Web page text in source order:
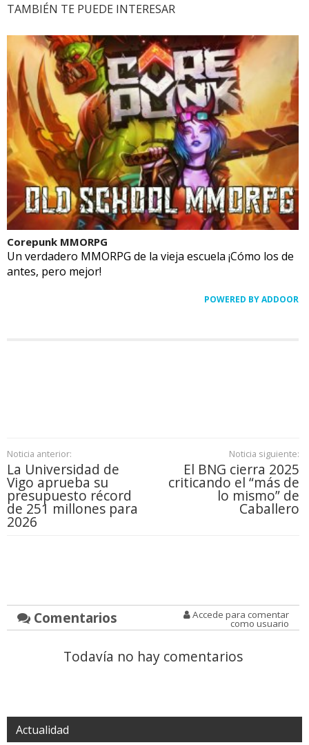
TAMBIÉN TE PUEDE INTERESAR
Corepunk MMORPG
Un verdadero MMORPG de la vieja escuela ¡Cómo los de
antes, pero mejor!
POWERED BY ADDOOR
Noticia anterior:
La Universidad de
Vigo aprueba su
presupuesto récord
de 251 millones para
2026
Noticia siguiente:
El BNG cierra 2025
criticando el “más de
lo mismo” de
Caballero
Comentarios Accede para comentar
como usuario
Todavía no hay comentarios
Actualidad